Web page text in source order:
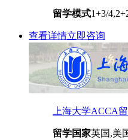
留学模式1+3/
查看详情立即咨询
上海大学ACCA
留学国家英国,美